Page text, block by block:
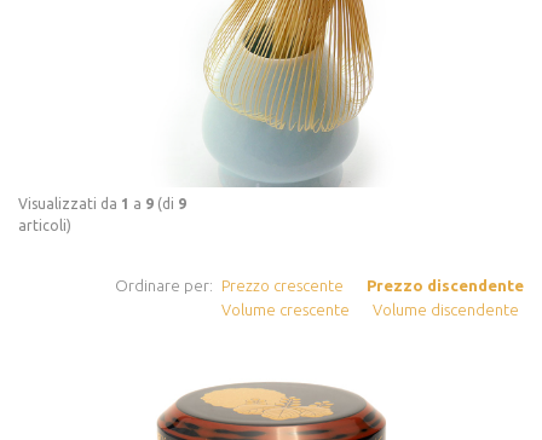
Visualizzati da 1 a 9 (di 9
articoli)
Prezzo crescente
Prezzo discendente
Volume crescente
Volume discendente
Ordinare per: